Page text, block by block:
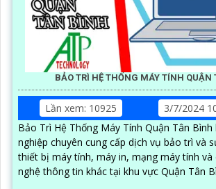
BẢO TRÌ HỆ THỐNG MÁY TÍNH QUẬN
Lần xem: 10925
3/7/2024
Bảo Trì Hệ Thống Máy Tính Quận Tân
nghiệp chuyên cung cấp dịch vụ bảo trì và
thiết bị máy tính, máy in, mạng máy tính
nghệ thông tin khác tại khu vực Quận Tân